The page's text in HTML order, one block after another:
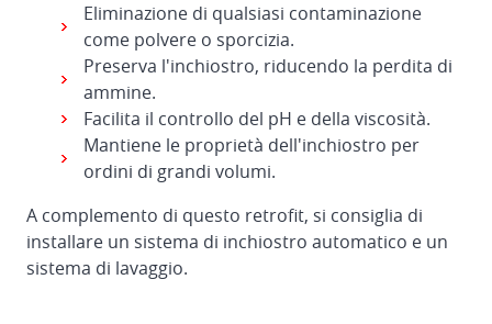
Eliminazione di qualsiasi contaminazione
come polvere o sporcizia.
Preserva l'inchiostro, riducendo la perdita di
ammine.
Facilita il controllo del pH e della viscosità.
Mantiene le proprietà dell'inchiostro per
ordini di grandi volumi.
A complemento di questo retrofit, si consiglia di
installare un sistema di inchiostro automatico e un
sistema di lavaggio.